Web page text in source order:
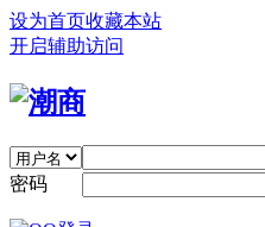
设为首页收藏本站
开启辅助访问
密码